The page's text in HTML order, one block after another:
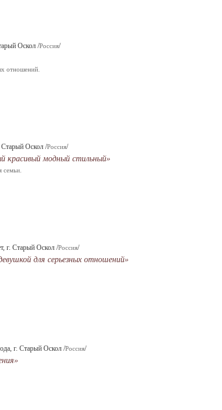
Оскол /Россия/
отношений.
Старый Оскол /Россия/
красивый модный стильный»
семьи.
г. Старый Оскол /Россия/
для серьезных отношений»
г. Старый Оскол /Россия/